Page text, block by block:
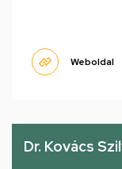
Weboldal
Dr. Kovács